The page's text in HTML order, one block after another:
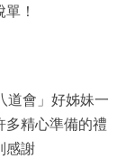
！
道會」好姊妹一
多精心準備的禮
感謝